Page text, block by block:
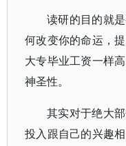
读研的目的就
何改变你的命运，
大专毕业工资一样
神圣性。
其实对于绝大
投入跟自己的兴趣